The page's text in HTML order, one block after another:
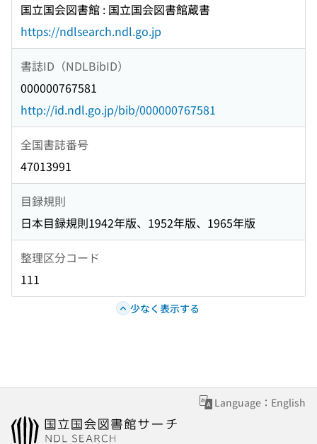
国立国会図書館 : 国立国会図書館蔵書
https://ndlsearch.ndl.go.jp
書誌ID（NDLBibID）
000000767581
http://id.ndl.go.jp/bib/000000767581
全国書誌番号
47013991
目録規則
日本目録規則1942年版、1952年版、1965年版
整理区分コード
111
少なく表示する
Language：English